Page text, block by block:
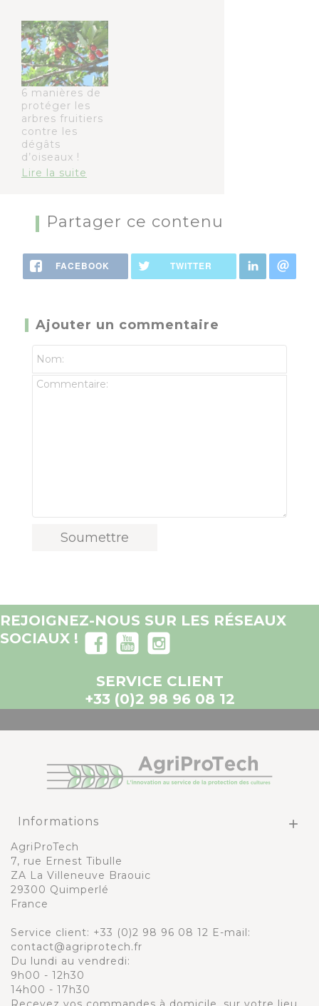
6 manières de
protéger les
arbres fruitiers
contre les
dégâts
d’oiseaux !
Lire la suite
Partager ce contenu
FACEBOOK TWITTER
Ajouter un commentaire
REJOIGNEZ-NOUS SUR LES RÉSEAUX
SOCIAUX !
SERVICE CLIENT
+33 (0)2 98 96 08 12
Informations 
AgriProTech
7, rue Ernest Tibulle
ZA La Villeneuve Braouic
29300 Quimperlé
France
Service client: +33 (0)2 98 96 08 12 E-mail:
contact@agriprotech.fr
Du lundi au vendredi:
9h00 - 12h30
14h00 - 17h30